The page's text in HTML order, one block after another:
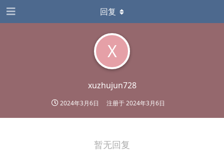
X
xuzhujun728
2024年3月6日 注册于2024年3月6日
回复
暂无回复